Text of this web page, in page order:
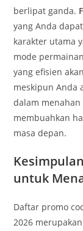
berlipat ganda.
yang Anda
karakter utama
mode
yang efisien
meskipun Anda
dalam
membuahkan
masa depan.
untuk
Daftar promo
2026